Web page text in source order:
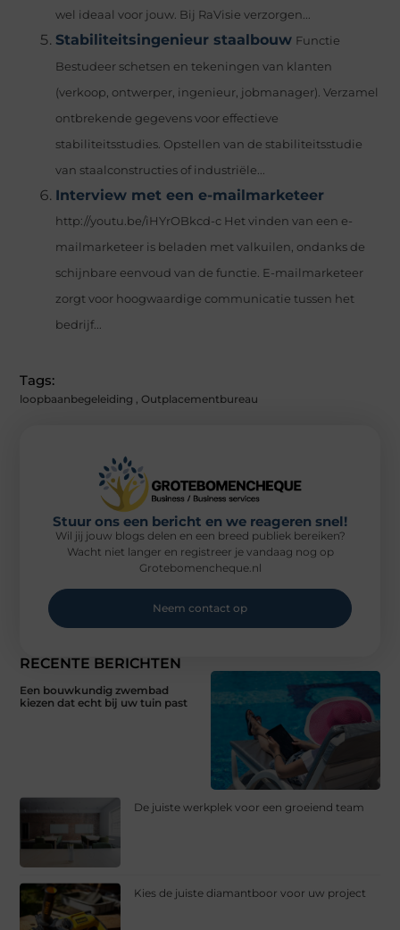
wel ideaal voor jouw. Bij RaVisie verzorgen...
Stabiliteitsingenieur staalbouw Functie
Bestudeer schetsen en tekeningen van klanten
(verkoop, ontwerper, ingenieur, jobmanager). Verzamel
ontbrekende gegevens voor effectieve
stabiliteitsstudies. Opstellen van de stabiliteitsstudie
van staalconstructies of industriële...
Interview met een e-mailmarketeer
http://youtu.be/iHYrOBkcd-c Het vinden van een e-
mailmarketeer is beladen met valkuilen, ondanks de
schijnbare eenvoud van de functie. E-mailmarketeer
zorgt voor hoogwaardige communicatie tussen het
bedrijf...
Tags:
loopbaanbegeleiding , Outplacementbureau
RECENTE BERICHTEN
Een bouwkundig zwembad
kiezen dat echt bij uw tuin past
De juiste werkplek voor een groeiend team
Kies de juiste diamantboor voor uw project
Stuur ons een bericht en we reageren snel!
Wil jij jouw blogs delen en een breed publiek bereiken?
Wacht niet langer en registreer je vandaag nog op
Grotebomencheque.nl
Neem contact op